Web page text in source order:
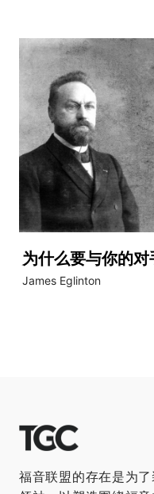
为什么要与你的对
James Eglinton
福音联盟的存在是为